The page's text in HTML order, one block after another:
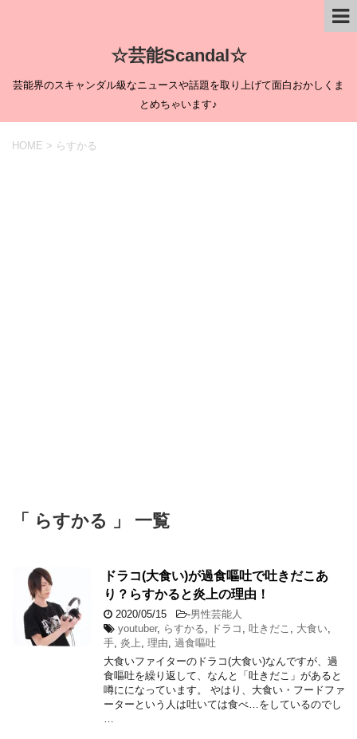
☆芸能Scandal☆
芸能界のスキャンダル級なニュースや話題を取り上げて面白おかしくま
とめちゃいます♪
HOME > らすかる
「 らすかる 」 一覧
ドラコ(大食い)が過食嘔吐で吐きだこあ
り？らすかると炎上の理由！
2020/05/15 -男性芸能人
youtuber, らすかる ドラコ 吐きだこ 大食い
手 炎上 理由 過食嘔吐
大食いファイターのドラコ(大食い)なんですが、過
食嘔吐を繰り返して、なんと「吐きだこ」があると
噂にになっています。 やはり、大食い・フードファ
ーターという人は吐いては食べ…をしているのでし